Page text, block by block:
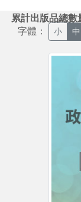
累計出版品總數
字體： 小 中